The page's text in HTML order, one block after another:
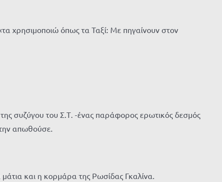
χρησιμοποιώ όπως τα Ταξί: Με πηγαίνουν στον
της συζύγου του Σ.Τ. -ένας παράφορος ερωτικός δεσμός
απωθούσε.
και η κορμάρα της Ρωσίδας Γκαλίνα.